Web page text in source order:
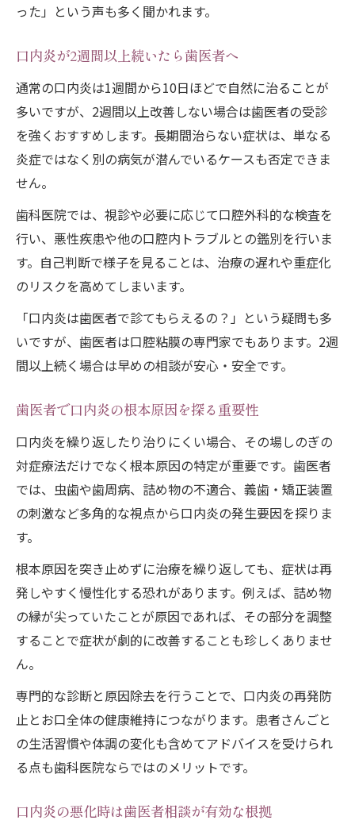
った」という声も多く聞かれます。
口内炎が2週間以上続いたら歯医者へ
通常の口内炎は1週間から10日ほどで自然に治ることが
多いですが、2週間以上改善しない場合は歯医者の受診
を強くおすすめします。長期間治らない症状は、単なる
炎症ではなく別の病気が潜んでいるケースも否定できま
せん。
歯科医院では、視診や必要に応じて口腔外科的な検査を
行い、悪性疾患や他の口腔内トラブルとの鑑別を行いま
す。自己判断で様子を見ることは、治療の遅れや重症化
のリスクを高めてしまいます。
「口内炎は歯医者で診てもらえるの？」という疑問も多
いですが、歯医者は口腔粘膜の専門家でもあります。2週
間以上続く場合は早めの相談が安心・安全です。
歯医者で口内炎の根本原因を探る重要性
口内炎を繰り返したり治りにくい場合、その場しのぎの
対症療法だけでなく根本原因の特定が重要です。歯医者
では、虫歯や歯周病、詰め物の不適合、義歯・矯正装置
の刺激など多角的な視点から口内炎の発生要因を探りま
す。
根本原因を突き止めずに治療を繰り返しても、症状は再
発しやすく慢性化する恐れがあります。例えば、詰め物
の縁が尖っていたことが原因であれば、その部分を調整
することで症状が劇的に改善することも珍しくありませ
ん。
専門的な診断と原因除去を行うことで、口内炎の再発防
止とお口全体の健康維持につながります。患者さんごと
の生活習慣や体調の変化も含めてアドバイスを受けられ
る点も歯科医院ならではのメリットです。
口内炎の悪化時は歯医者相談が有効な根拠